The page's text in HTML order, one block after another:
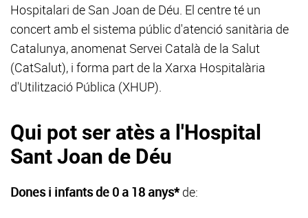
Hospitalari de San Joan de Déu. El centre té un
concert amb el sistema públic d'atenció sanitària de
Catalunya, anomenat Servei Català de la Salut
(CatSalut), i forma part de la Xarxa Hospitalària
d'Utilització Pública (XHUP).
Qui pot ser atès a l'Hospital
Sant Joan de Déu
Dones i infants de 0 a 18 anys*de: